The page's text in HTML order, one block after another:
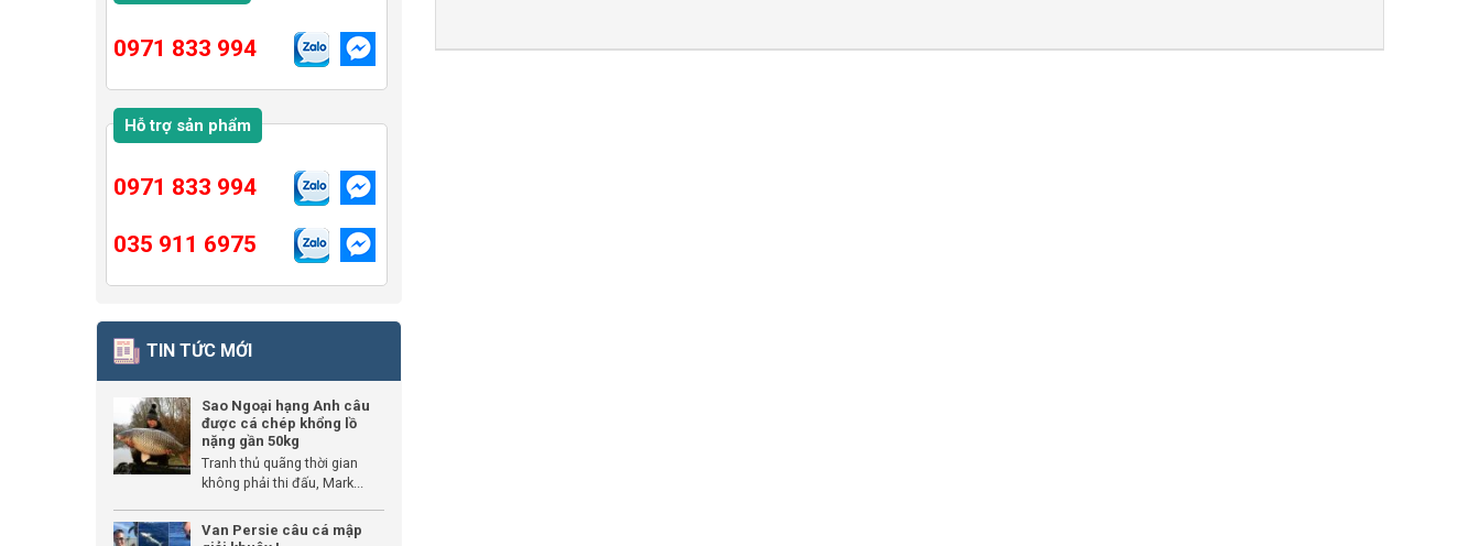
0971 833 994
Hỗ trợ sản phẩm
0971 833 994
035 911 6975
TIN TỨC MỚI
Sao Ngoại hạng Anh câu
được cá chép khổng lồ
nặng gần 50kg
Tranh thủ quãng thời gian
không phải thi đấu, Mark...
Van Persie câu cá mập